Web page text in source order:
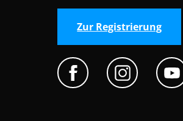
Zur Registrierung